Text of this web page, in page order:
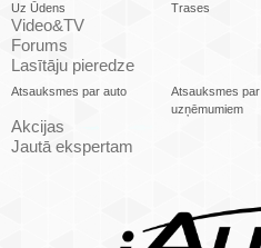
Uz Ūdens
Trases
Video&TV
Forums
Lasītāju pieredze
Atsauksmes par auto
Atsauksmes par
uzņēmumiem
Akcijas
Jautā ekspertam